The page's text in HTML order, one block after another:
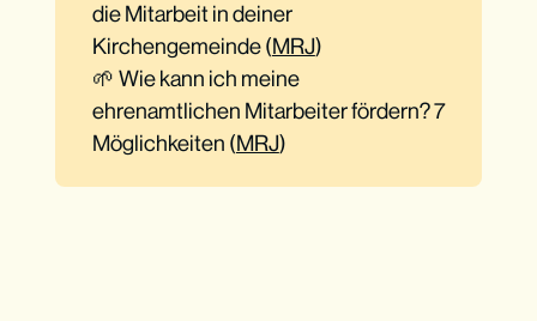
die Mitarbeit in deiner
Kirchengemeinde (MRJ)
🌱 Wie kann ich meine
ehrenamtlichen Mitarbeiter fördern? 7
Möglichkeiten (MRJ)